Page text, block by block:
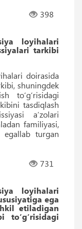
398
loyihalari
tarkibi
doirasida
shuningdek
to‘g‘risidagi
tasdiqlash
a’zolari
familiyasi,
turgan
731
loyihalari
ega
etiladigan
to‘g‘risidagi